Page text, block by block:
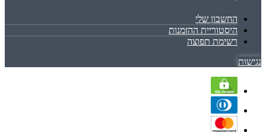
החשבון שלי
היסטוריית ההזמנות
רשימת תפוצה
נגישות